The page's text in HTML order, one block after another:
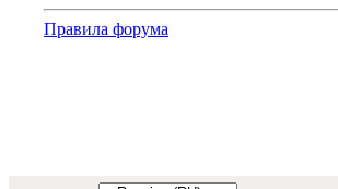
Правила форума